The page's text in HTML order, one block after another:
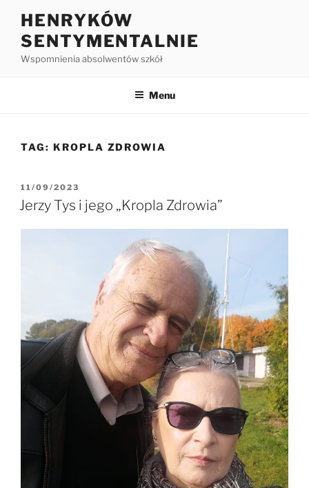
HENRYKÓW
SENTYMENTALNIE
Wspomnienia absolwentów szkół
Menu
TAG: KROPLA ZDROWIA
11/09/2023
Jerzy Tys i jego „Kropla Zdrowia”